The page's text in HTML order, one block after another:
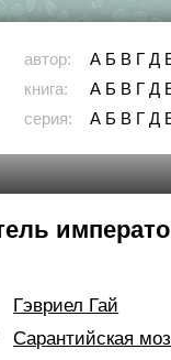
автор: А Б В Г Д
книга:
А Б В Г Д
серия:
А Б В Г Д
Гэвриел Гай
Сарантийская